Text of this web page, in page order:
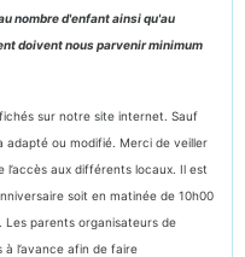
nombre d'enfant ainsi qu'au
doivent nous parvenir minimum
sur notre site internet. Sauf
adapté ou modifié. Merci de veiller
aux différents locaux. Il est
soit en matinée de 10h00
Les parents organisateurs de
l’avance afin de faire